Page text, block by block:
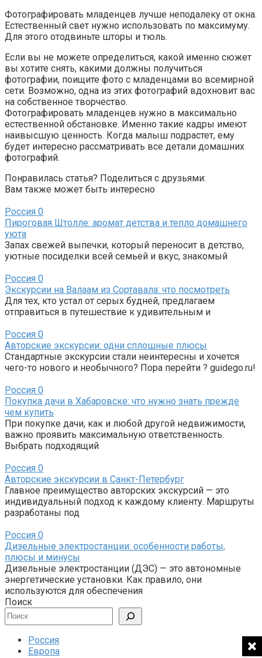
Фотографировать младенцев лучше неподалеку от окна.
Естественный свет нужно использовать по максимуму.
Для этого отодвиньте шторы и тюль.
Если вы не можете определиться, какой именно сюжет
вы хотите снять, какими должны получиться
фотографии, поищите фото с младенцами во всемирной
сети. Возможно, одна из этих фотографий вдохновит вас
на собственное творчество.
Фотографировать младенцев нужно в максимально
естественной обстановке. Именно такие кадры имеют
наивысшую ценность. Когда малыш подрастет, ему
будет интересно рассматривать все детали домашних
фотографий.
Понравилась статья? Поделиться с друзьями:
Вам также может быть интересно
Россия 0
Пироговая Штолле: аромат детства и тепло домашнего
уюта
Запах свежей выпечки, который переносит в детство,
уютные посиделки всей семьей и вкус, знакомый
Россия 0
Экскурсии на Валаам из Сортавала: что посмотреть
Для тех, кто устал от серых будней, предлагаем
отправиться в путешествие к удивительным и
Россия 0
Авторские экскурсии: одни сплошные плюсы
Стандартные экскурсии стали неинтересны и хочется
чего-то нового и необычного? Пора перейти ? guidego.ru!
Россия 0
Покупка дачи в Хабаровске: что нужно знать прежде
чем купить
При покупке дачи, как и любой другой недвижимости,
важно проявить максимальную ответственность.
Выбрать подходящий
Россия 0
Авторские экскурсии в Санкт-Петербург
Главное преимущество авторских экскурсий — это
индивидуальный подход к каждому клиенту. Маршруты
разработаны под
Россия 0
Дизельные электростанции: особенности работы,
плюсы и минусы
Дизельные электростанции (ДЭС) — это автономные
энергетические установки. Как правило, они
используются для обеспечения
Поиск
Россия
Европа